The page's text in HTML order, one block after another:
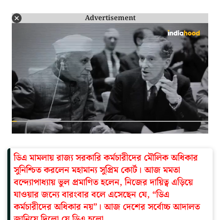
Advertisement
ডিএ মামলায় রাজ্য সরকারি কর্মচারীদের মৌলিক অধিকার
সুনিশ্চিত করলেন মহামান্য সুপ্রিম কোর্ট। আজ মমতা
বন্দ্যোপাধ্যায় ভুল প্রমাণিত হলেন, নিজের দায়িত্ব এড়িয়ে
যাওয়ার জন্যে বারংবার বলে এসেছেন যে, “ডিএ
কর্মচারীদের অধিকার নয়”। আজ দেশের সর্বোচ্চ আদালত